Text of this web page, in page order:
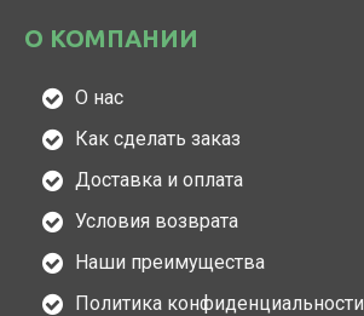
О КОМПАНИИ
О нас
Как сделать заказ
Доставка и оплата
Условия возврата
Наши преимущества
Политика конфиденциальности